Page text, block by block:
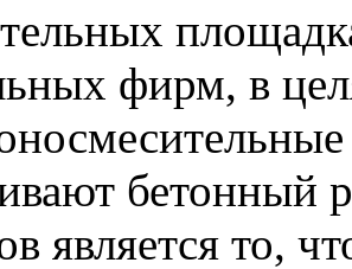
фирм, в
бетонный
является то,